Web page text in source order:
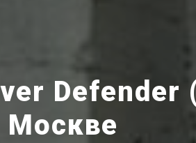
Defender